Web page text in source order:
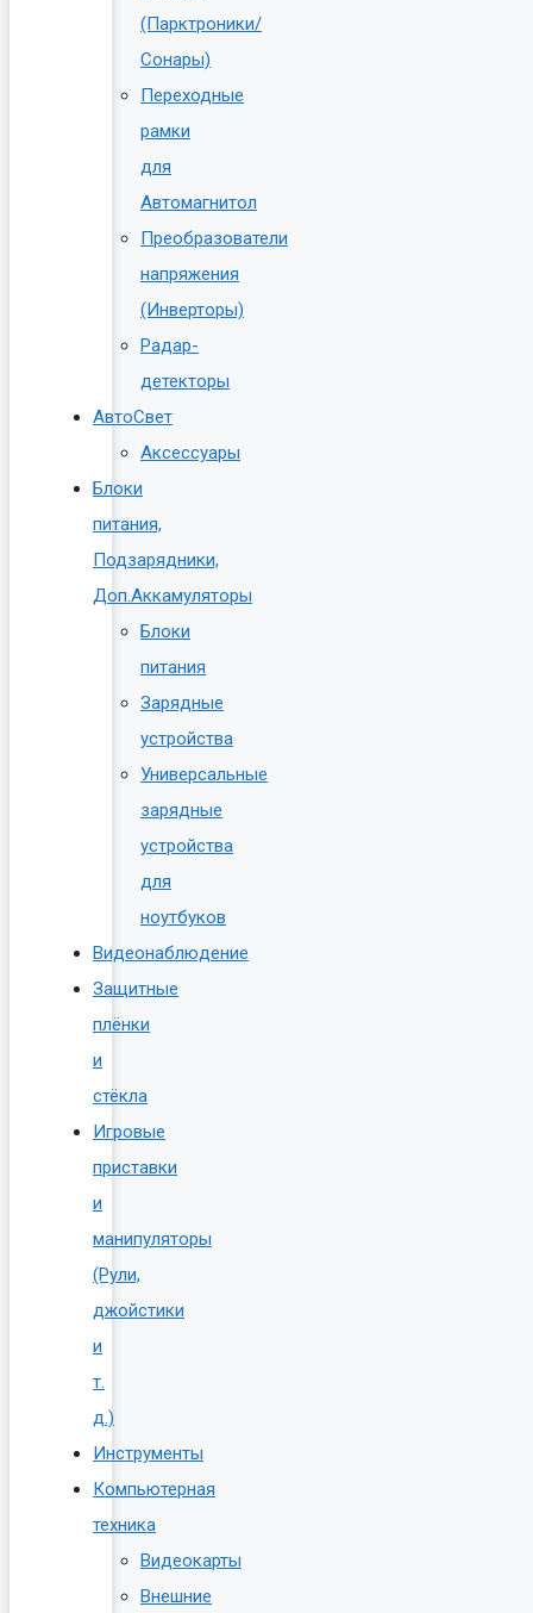
(Парктроники/
Сонары)
Переходные
рамки
для
Автомагнитол
Преобразователи
напряжения
(Инверторы)
Радар-
детекторы
АвтоСвет
Аксессуары
Блоки
питания,
Подзарядники,
Доп.Аккамуляторы
Блоки
питания
Зарядные
устройства
Универсальные
зарядные
устройства
для
ноутбуков
Видеонаблюдение
Защитные
плёнки
и
стёкла
Игровые
приставки
и
манипуляторы
(Рули,
джойстики
и
т.
д.)
Инструменты
Компьютерная
техника
Видеокарты
Внешние